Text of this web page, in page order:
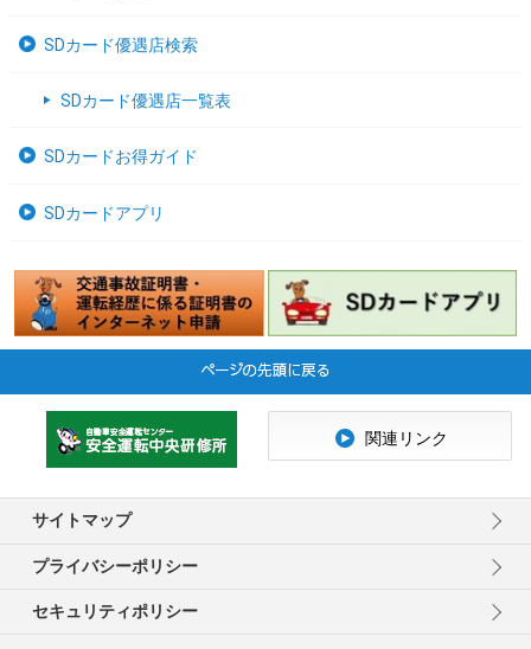
SDカード優遇店検索
SDカード優遇店一覧表
SDカードお得ガイド
SDカードアプリ
サイトマップ
プライバシーポリシー
セキュリティポリシー
関連リンク